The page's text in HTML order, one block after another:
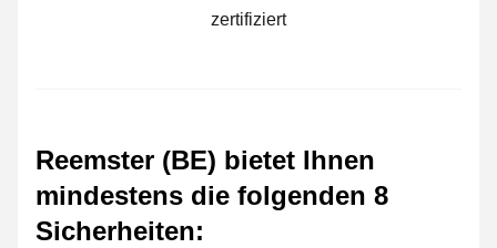
zertifiziert
Reemster (BE) bietet Ihnen
mindestens die folgenden 8
Sicherheiten: